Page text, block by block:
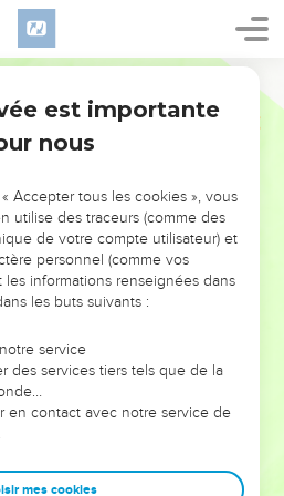
L’ÉVÉNEMENT
!
POUVAIENT VOUS ÉVITER LES
VOTRES ?
voit moins les doutes, les erreurs
ont traversés, alors même que ce
les ont façonnés.
entrepreneurs, et responsables
de sagesse afin que leurs erreurs
est importante
nous
Accepter tous les cookies », vous
utilise des traceurs (comme des
de votre compte utilisateur) et
personnel (comme vos
informations renseignées dans
les buts suivants :
service
des services tiers tels que de la
en contact avec notre service de
mes cookies